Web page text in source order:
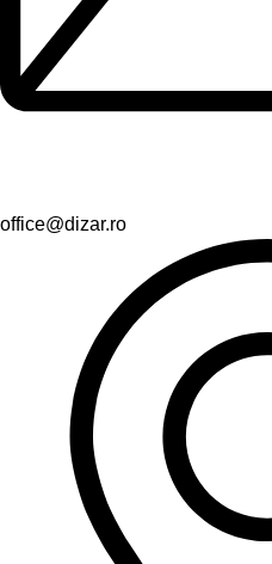
office@dizar.ro